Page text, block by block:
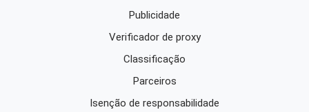
Publicidade
Verificador de proxy
Classificação
Parceiros
Isenção de responsabilidade